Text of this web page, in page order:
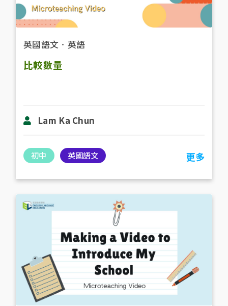
英國語文 ． 英語
比較數量
Lam Ka Chun
初中 英國語文 更多